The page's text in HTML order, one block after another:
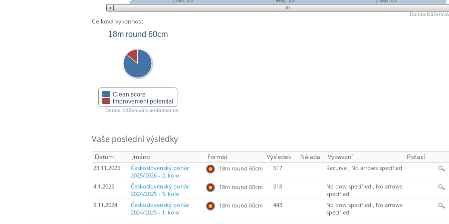
Dorota
Celková výkonnost
18m round 60cm
Clean score
Improvement potential
Dorota Káčerová's performance
Vaše poslední výsledky
Datum Jméno Formát Výsledek Nálada Vybavení Počasí
23.11.2025
Československý pohár
2025/2026 - 2. kolo
18m round 60cm 517 Recurve , No arrows specified
4.1.2025
Československý pohár
2024/2025 - 3. kolo
18m round 60cm 518
No bow specified , No arrows
specified
9.11.2024
Československý pohár
2024/2025 - 1. kolo
18m round 60cm 443
No bow specified , No arrows
specified